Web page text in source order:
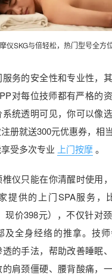
仪SKG与倍轻松，热门型号全方
务的安全性和专业性，其
对每位技师都有严格的
统透明可见，你可以像
册就送300元优惠券，相
受多次专业 上门按摩。
仪只能在你清醒时使用
提供的上门SPA服务，
现价398元），不仅针对
及全身经络的推拿。技
的手法，帮助改善睡眠
肩颈僵硬、腰背酸痛，